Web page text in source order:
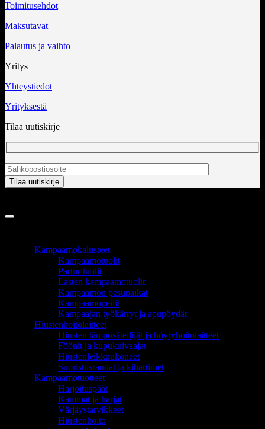
Toimitusehdot
Maksutavat
Palautus ja vaihto
Yritys
Yhteystiedot
Yrityksestä
Tilaa uutiskirje
Kampaamokalusteet
Kampaamotuolit
Parturituolit
Lasten kampaamotuolit
Kampaamon pesupaikat
Kampaamopeilit
Kampaajan työkärryt ja apupöydät
Hiustenhoitolaitteet
Hiusten lämpösäteilijät ja höyryhoitolaitteet
Föönit ja kupukuivaajat
Hiustenleikkuukoneet
Suoristusraudat ja kihartimet
Kampaamotuotteet
Harjoituspäät
Kammat ja harjat
Värjäystarvikkeet
Hiustenhoito